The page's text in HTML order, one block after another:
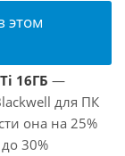
этом
16ГБ —
для ПК
она на 25%
30%